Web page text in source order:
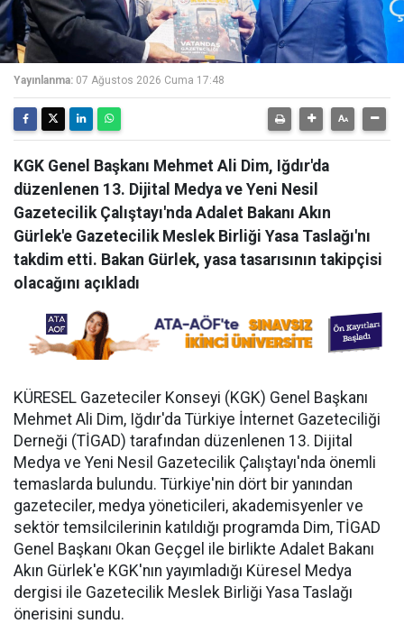
Yayınlanma: 07 Ağustos 2026 Cuma 17:48
KGK Genel Başkanı Mehmet Ali Dim, Iğdır'da
düzenlenen 13. Dijital Medya ve Yeni Nesil
Gazetecilik Çalıştayı'nda Adalet Bakanı Akın
Gürlek'e Gazetecilik Meslek Birliği Yasa Taslağı'nı
takdim etti. Bakan Gürlek, yasa tasarısının takipçisi
olacağını açıkladı
KÜRESEL Gazeteciler Konseyi (KGK) Genel Başkanı
Mehmet Ali Dim, Iğdır'da Türkiye İnternet Gazeteciliği
Derneği (TİGAD) tarafından düzenlenen 13. Dijital
Medya ve Yeni Nesil Gazetecilik Çalıştayı'nda önemli
temaslarda bulundu. Türkiye'nin dört bir yanından
gazeteciler, medya yöneticileri, akademisyenler ve
sektör temsilcilerinin katıldığı programda Dim, TİGAD
Genel Başkanı Okan Geçgel ile birlikte Adalet Bakanı
Akın Gürlek'e KGK'nın yayımladığı Küresel Medya
dergisi ile Gazetecilik Meslek Birliği Yasa Taslağı
önerisini sundu.